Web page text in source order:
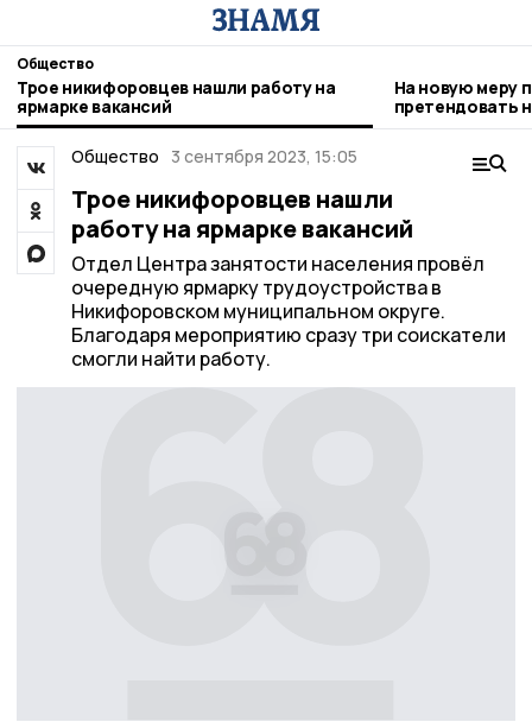
Общество
Трое никифоровцев нашли работу на
ярмарке вакансий
На новую меру
претендовать
детьми
Общество
3 сентября 2023, 15:05
Трое никифоровцев нашли
работу на ярмарке вакансий
Отдел Центра занятости населения провёл
очередную ярмарку трудоустройства в
Никифоровском муниципальном округе.
Благодаря мероприятию сразу три соискатели
смогли найти работу.